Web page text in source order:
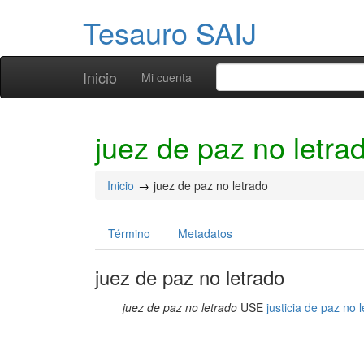
Tesauro SAIJ
Inicio Mi cuenta
juez de paz no
Inicio juez de paz no letrado
Término Metadatos
juez de paz no letrado
juez de paz no letrado USEjusticia de paz no